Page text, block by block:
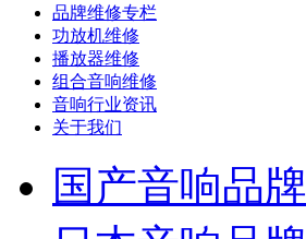
品牌维修专栏
功放机维修
播放器维修
组合音响维修
音响行业资讯
关于我们
国产音响品牌